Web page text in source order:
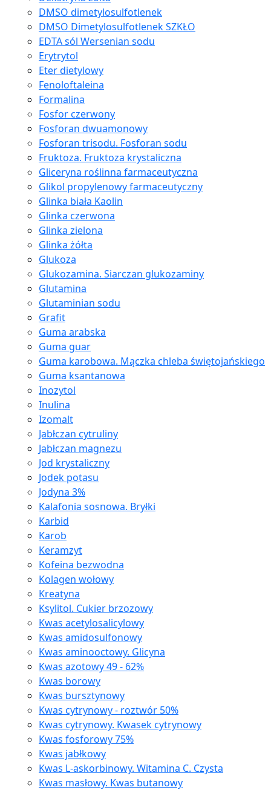
DMSO dimetylosulfotlenek
DMSO Dimetylosulfotlenek SZKŁO
EDTA sól Wersenian sodu
Erytrytol
Eter dietylowy
Fenoloftaleina
Formalina
Fosfor czerwony
Fosforan dwuamonowy
Fosforan trisodu. Fosforan sodu
Fruktoza. Fruktoza krystaliczna
Gliceryna roślinna farmaceutyczna
Glikol propylenowy farmaceutyczny
Glinka biała Kaolin
Glinka czerwona
Glinka zielona
Glinka żółta
Glukoza
Glukozamina. Siarczan glukozaminy
Glutamina
Glutaminian sodu
Grafit
Guma arabska
Guma guar
Guma karobowa. Mączka chleba świętojańskiego
Guma ksantanowa
Inozytol
Inulina
Izomalt
Jabłczan cytruliny
Jabłczan magnezu
Jod krystaliczny
Jodek potasu
Jodyna 3%
Kalafonia sosnowa. Bryłki
Karbid
Karob
Keramzyt
Kofeina bezwodna
Kolagen wołowy
Kreatyna
Ksylitol. Cukier brzozowy
Kwas acetylosalicylowy
Kwas amidosulfonowy
Kwas aminooctowy. Glicyna
Kwas azotowy 49 - 62%
Kwas borowy
Kwas bursztynowy
Kwas cytrynowy - roztwór 50%
Kwas cytrynowy. Kwasek cytrynowy
Kwas fosforowy 75%
Kwas jabłkowy
Kwas L-askorbinowy. Witamina C. Czysta
Kwas masłowy. Kwas butanowy